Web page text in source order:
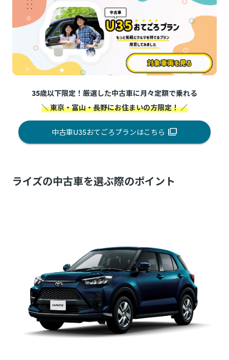
35歳以下限定！厳選した中古車に月々定額で乗れる
＼ 東京・富山・長野にお住まいの方限定！ ／
中古車U35おてごろプランはこちら
ライズの中古車を選ぶ際のポイント